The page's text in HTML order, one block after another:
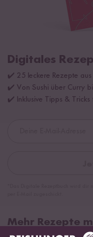
Digitales
✔️ 25 leckere Rezepte aus
✔️ Von Sushi über Curry
✔️ Inklusive Tipps & Tricks
Mehr Rezepte